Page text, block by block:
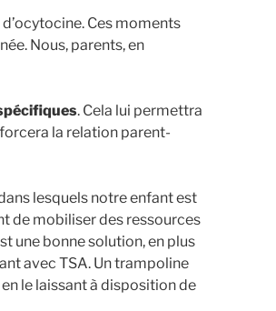
Ces moments
Nous, parents, en
. Cela lui permettra
la relation parent-
lesquels notre enfant est
de mobiliser des ressources
une bonne solution, en plus
avec TSA. Un trampoline
le laissant à disposition de